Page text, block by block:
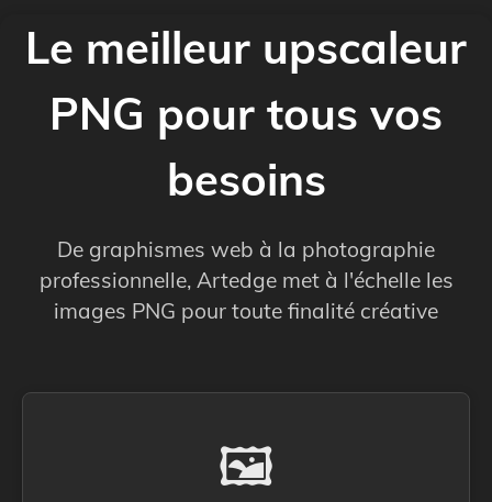
Le meilleur upscaleur
PNG pour tous vos
besoins
De graphismes web à la photographie
professionnelle, Artedge met à l'échelle les
images PNG pour toute finalité créative
🖼️